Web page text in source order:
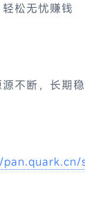
松无忧赚钱
不断，长期